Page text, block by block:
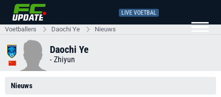
LIVE VOETBAL
Voetballers Daochi Ye Nieuws
Daochi Ye
- Zhiyun
Nieuws